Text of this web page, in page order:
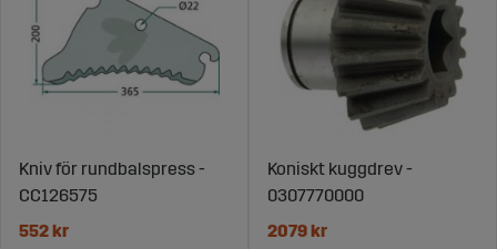
Kniv för rundbalspress -
CC126575
552 kr
Koniskt kuggdrev -
0307770000
2079 kr